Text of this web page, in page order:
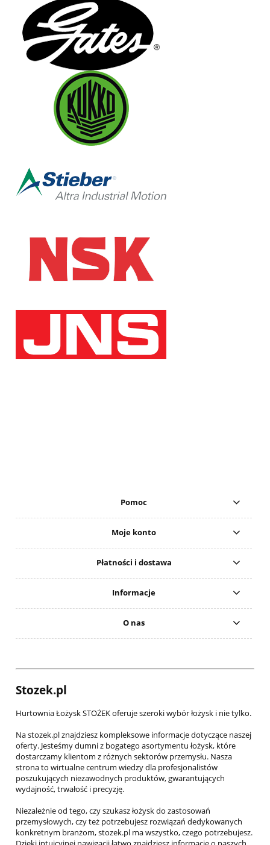
Pomoc
Moje konto
Płatności i dostawa
Informacje
O nas
Stozek.pl
Hurtownia Łożysk STOŻEK oferuje szeroki wybór łożysk i nie tylko.
Na stozek.pl znajdziesz kompleksowe informacje dotyczące naszej
oferty. Jesteśmy dumni z bogatego asortymentu łożysk, które
dostarczamy klientom z różnych sektorów przemysłu. Nasza
strona to wirtualne centrum wiedzy dla profesjonalistów
poszukujących niezawodnych produktów, gwarantujących
wydajność, trwałość i precyzję.
Niezależnie od tego, czy szukasz łożysk do zastosowań
przemysłowych, czy też potrzebujesz rozwiązań dedykowanych
konkretnym branżom, stozek.pl ma wszystko, czego potrzebujesz.